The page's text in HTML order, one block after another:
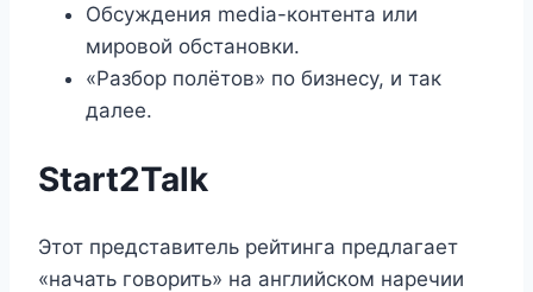
Обсуждения media-контента или
мировой обстановки.
«Разбор полётов» по бизнесу, и так
далее.
Start2Talk
Этот представитель рейтинга предлагает
«начать говорить» на английском наречии